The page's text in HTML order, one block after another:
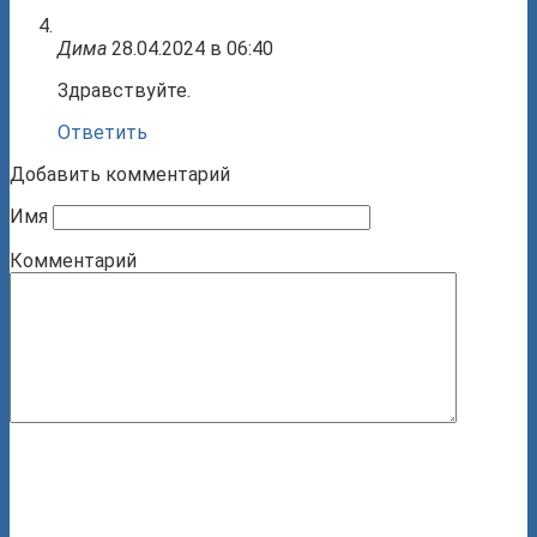
Дима 28.04.2024 в 06:40
Здравствуйте.
Ответить
Добавить комментарий
Имя
Комментарий